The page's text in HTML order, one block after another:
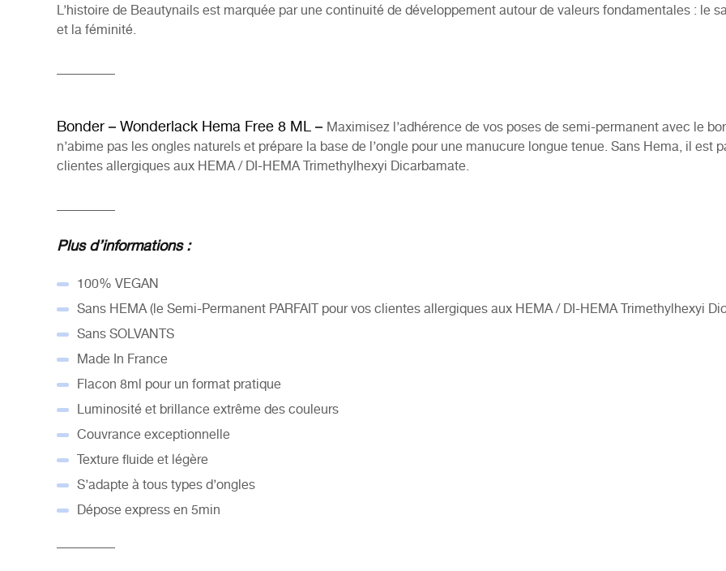
L’histoire de Beautynails est marquée par une continuité de développement autour de valeurs fondamentales : le
et la féminité.
_________
Bonder – Wonderlack Hema Free 8 ML – Maximisez l’adhérence de vos poses de semi-permanent avec le
n’abime pas les ongles naturels et prépare la base de l’ongle pour une manucure longue tenue. Sans Hema, il est
clientes allergiques aux HEMA / DI-HEMA Trimethylhexyi Dicarbamate.
_________
Plus d’informations :
100% VEGAN
Sans HEMA (le Semi-Permanent PARFAIT pour vos clientes allergiques aux HEMA / DI-HEMA Trimethylhexyi
Sans SOLVANTS
Made In France
Flacon 8ml pour un format pratique
Luminosité et brillance extrême des couleurs
Couvrance exceptionnelle
Texture fluide et légère
S’adapte à tous types d’ongles
Dépose express en 5min
_________